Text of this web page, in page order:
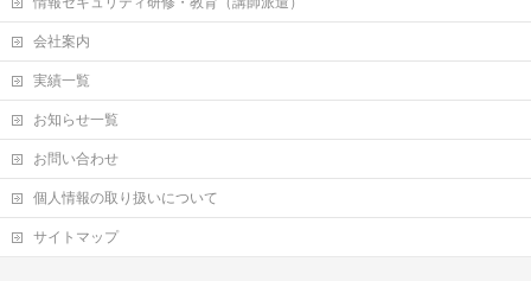
会社案内
実績一覧
お知らせ一覧
お問い合わせ
個人情報の取り扱いについて
サイトマップ